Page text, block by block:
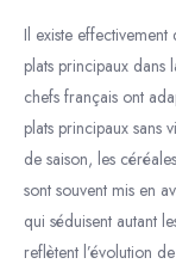
Il existe
plats principaux dans
chefs français ont
plats principaux sans
de saison, les
sont souvent mis en
qui séduisent autant
reflètent l’évolution